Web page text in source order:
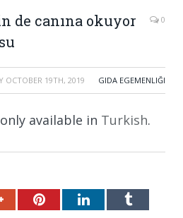
de canına okuyor
0
OCTOBER 19TH, 2019 GIDA EGEMENLIĞI
available in Turkish.
Google+PinterestLinkedInTumblr